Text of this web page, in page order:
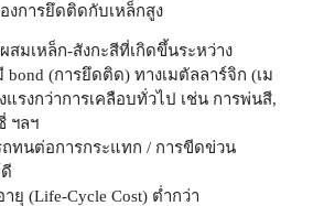
งการยึดติดกับเหล็กสูง
สมเหล็ก-สังกะสีที่เกิดขึ้นระหว่าง
bond (การยึดติด) ทางเมตัลลาร์จิก (เม
รงกว่าการเคลือบทั่วไป เช่น การพ่นสี,
ฯลฯ
ถทนต่อการกระแทก / การขีดข่วน
(Life-Cycle Cost) ต่ำกว่า